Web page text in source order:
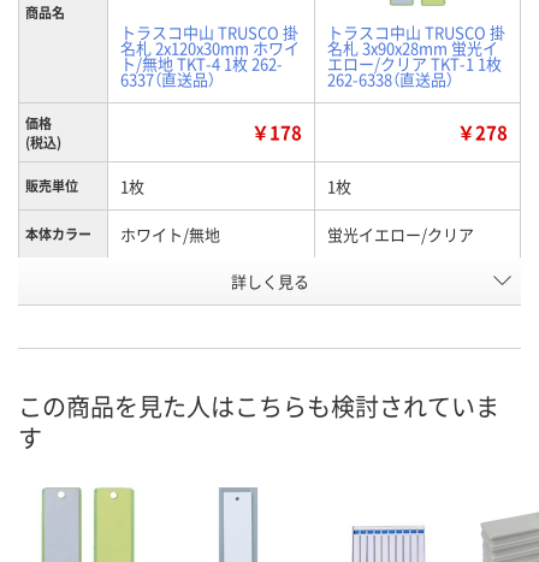
商品名
トラスコ中山 TRUSCO 掛
名札 2x120x30mm ホワイ
ト/無地 TKT-4 1枚 262-
6337（直送品）
トラスコ中山 TRUSCO 掛
名札 3x90x28mm 蛍光イ
エロー/クリア TKT-1 1枚
262-6338（直送品）
価格
(税込)
￥178 ￥278
販売単位 1枚 1枚
本体カラー ホワイト/無地 蛍光イエロー/クリア
お届け日 8月12日（水） 8月12日（水）
数量
カゴへ
詳しく見る
この商品を見た人はこちらも検討されていま
す